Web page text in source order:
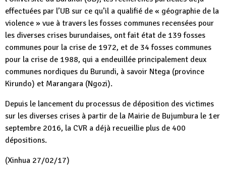
effectuées par l’UB sur ce qu’il a qualifié de « géographie de la
violence » vue à travers les fosses communes recensées pour
les diverses crises burundaises, ont fait état de 139 fosses
communes pour la crise de 1972, et de 34 fosses communes
pour la crise de 1988, qui a endeuillée principalement deux
communes nordiques du Burundi, à savoir Ntega (province
Kirundo) et Marangara (Ngozi).
Depuis le lancement du processus de déposition des victimes
sur les diverses crises à partir de la Mairie de Bujumbura le 1er
septembre 2016, la CVR a déjà recueillie plus de 400
dépositions.
(Xinhua 27/02/17)